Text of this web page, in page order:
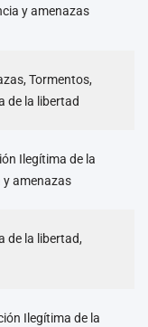
y amenazas
Tormentos,
de la libertad
Ilegítima de la
y amenazas
de la libertad,
Ilegítima de la